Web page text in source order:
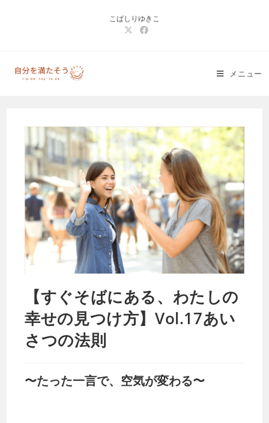
こばしりゆきこ
メニュー
【すぐそばにある、わたしの
幸せの見つけ方】Vol.17あい
さつの法則
〜たった一言で、空気が変わる〜